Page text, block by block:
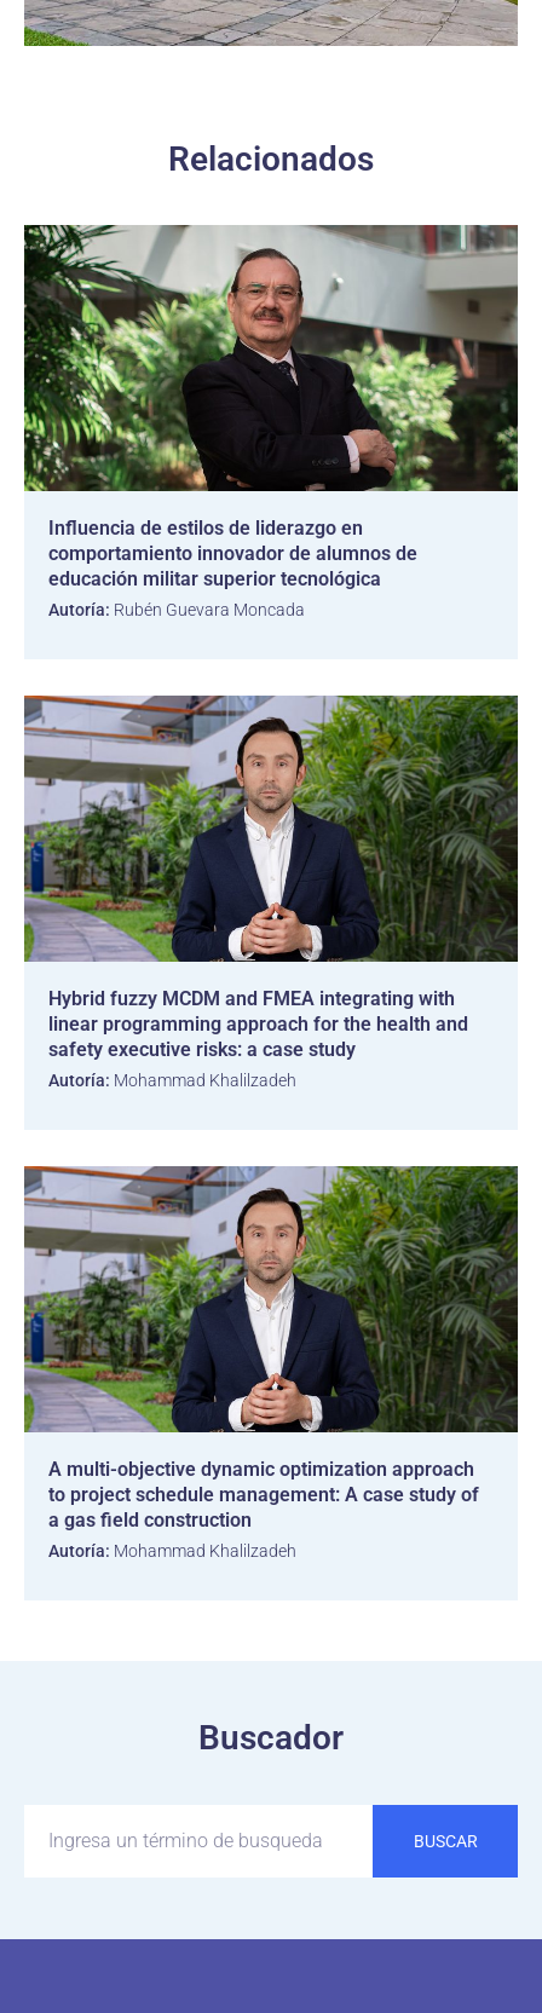
Relacionados
Influencia de estilos de liderazgo en
comportamiento innovador de alumnos de
educación militar superior tecnológica
Autoría: Rubén Guevara Moncada
Hybrid fuzzy MCDM and FMEA integrating with
linear programming approach for the health and
safety executive risks: a case study
Autoría: Mohammad Khalilzadeh
A multi-objective dynamic optimization approach
to project schedule management: A case study of
a gas field construction
Autoría: Mohammad Khalilzadeh
Buscador
BUSCAR